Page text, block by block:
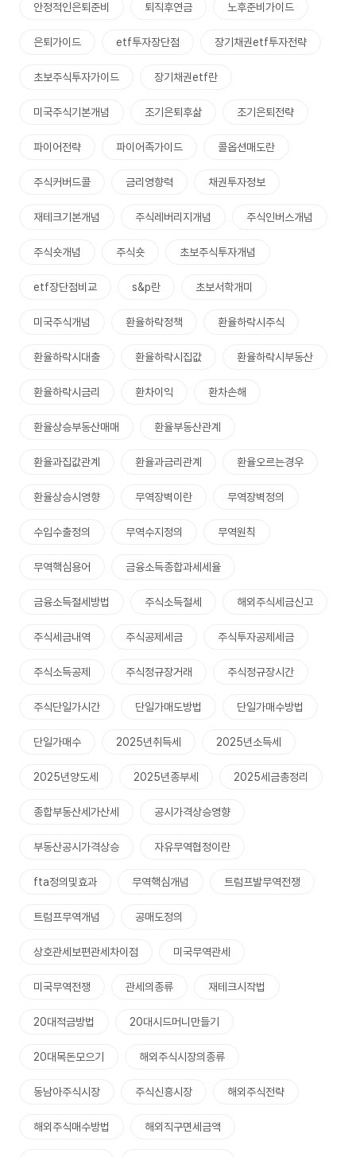
안정적인은퇴준비 퇴직후연금 노후준비가이드
은퇴가이드 etf투자장단점 장기채권etf투자전략
초보주식투자가이드 장기채권etf란
미국주식기본개념 조기은퇴후삶 조기은퇴전략
파이어전략 파이어족가이드 콜옵션매도란
주식커버드콜 금리영향력 채권투자정보
재테크기본개념 주식레버리지개념 주식인버스개념
주식숏개념 주식숏 초보주식투자개념
etf장단점비교 s&p란 초보서학개미
미국주식개념 환율하락정책 환율하락시주식
환율하락시대출 환율하락시집값 환율하락시부동산
환율하락시금리 환차이익 환차손해
환율상승부동산매매 환율부동산관계
환율과집값관계 환율과금리관계 환율오르는경우
환율상승시영향 무역장벽이란 무역장벽정의
수입수출정의 무역수지정의 무역원칙
무역핵심용어 금융소득종합과세세율
금융소득절세방법 주식소득절세 해외주식세금신고
주식세금내역 주식공제세금 주식투자공제세금
주식소득공제 주식정규장거래 주식정규장시간
주식단일가시간 단일가매도방법 단일가매수방법
단일가매수 2025년취득세 2025년소득세
2025년양도세 2025년종부세 2025세금총정리
종합부동산세가산세 공시가격상승영향
부동산공시가격상승 자유무역협정이란
fta정의및효과 무역핵심개념 트럼프발무역전쟁
트럼프무역개념 공매도정의
상호관세보편관세차이점 미국무역관세
미국무역전쟁 관세의종류 재테크시작법
20대적금방법 20대시드머니만들기
20대목돈모으기 해외주식시장의종류
동남아주식시장 주식신흥시장 해외주식전략
해외주식매수방법 해외직구면세금액